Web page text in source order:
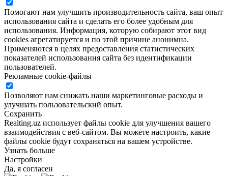
Помогают нам улучшить производительность сайта, ваш опыт
использования сайта и сделать его более удобным для
использования. Информация, которую собирают этот вид
cookies агрегатируется и по этой причине анонимна.
Применяются в целях предоставления статистических
показателей использования сайта без идентификации
пользователей.
Рекламные cookie-файлы
Позволяют нам снижать наши маркетинговые расходы и
улучшать пользовательский опыт.
Сохранить
Realting.uz использует файлы cookie для улучшения вашего
взаимодействия с веб-сайтом. Вы можете настроить, какие
файлы cookie будут сохраняться на вашем устройстве.
Узнать больше
Настройки
Да, я согласен